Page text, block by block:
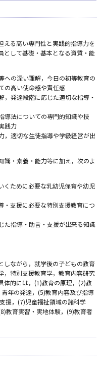
える高い専門性と実践的指導力を
として基礎・基本となる資質・能
への深い理解，今日の初等教育の
の高い使命感や責任感
，発達段階に応じた適切な指導・
導法についての専門的知識や技
践力
，適切な生徒指導や学級経営が出
識・素養・能力等に加え，次のよ
くために必要な乳幼児保育や幼児
・支援に必要な特別支援教育につ
た指導・助言・支援が出来る知識
しながら，就学後の子どもの教育
，特別支援教育学，教育内容研究
体的には，(1)教育の原理，(2)教
年の発達，(5)教育内容及び指導
援，(7)児童福祉領域の諸科学
教育実習・実地体験，(9)教育者